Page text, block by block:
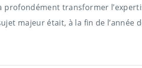
transformer
majeur était, à la fin de l’année